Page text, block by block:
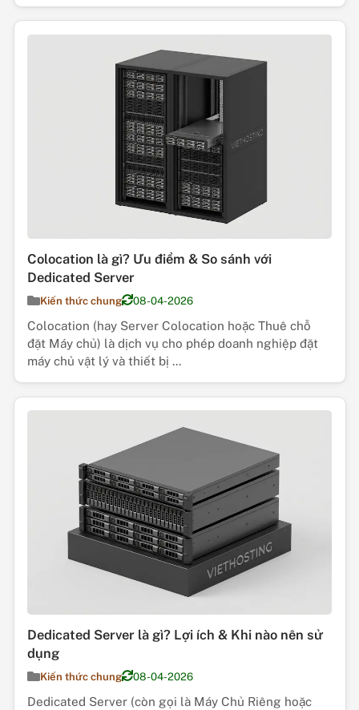
Colocation là gì? Ưu điểm & So sánh với
Dedicated Server
Kiến thức chung 08-04-2026
Colocation (hay Server Colocation hoặc Thuê chỗ
đặt Máy chủ) là dịch vụ cho phép doanh nghiệp đặt
máy chủ vật lý và thiết bị ...
Dedicated Server là gì? Lợi ích & Khi nào nên sử
dụng
Kiến thức chung 08-04-2026
Dedicated Server (còn gọi là Máy Chủ Riêng hoặc